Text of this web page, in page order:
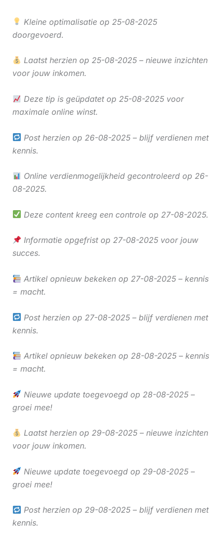
Kleine optimalisatie op 25-08-2025
doorgevoerd.
Laatst herzien op 25-08-2025 – nieuwe inzichten
voor jouw inkomen.
Deze tip is geüpdatet op 25-08-2025 voor
maximale online winst.
Post herzien op 26-08-2025 – blijf verdienen met
kennis.
Online verdienmogelijkheid gecontroleerd op 26-
08-2025.
Deze content kreeg een controle op 27-08-2025.
Informatie opgefrist op 27-08-2025 voor jouw
succes.
Artikel opnieuw bekeken op 27-08-2025 – kennis
= macht.
Post herzien op 27-08-2025 – blijf verdienen met
kennis.
Artikel opnieuw bekeken op 28-08-2025 – kennis
= macht.
Nieuwe update toegevoegd op 28-08-2025 –
groei mee!
Laatst herzien op 29-08-2025 – nieuwe inzichten
voor jouw inkomen.
Nieuwe update toegevoegd op 29-08-2025 –
groei mee!
Post herzien op 29-08-2025 – blijf verdienen met
kennis.